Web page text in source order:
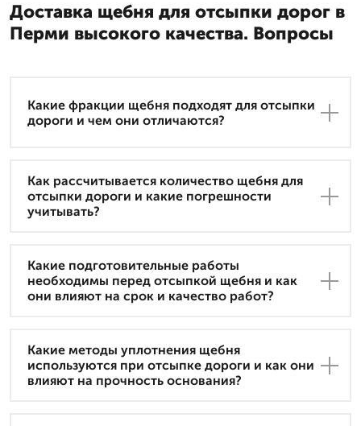
Доставка щебня для отсыпки дорог в
Перми высокого качества. Вопросы
Какие фракции щебня подходят для отсыпки
дороги и чем они отличаются?
Как рассчитывается количество щебня для
отсыпки дороги и какие погрешности
учитывать?
Какие подготовительные работы
необходимы перед отсыпкой щебня и как
они влияют на срок и качество работ?
Какие методы уплотнения щебня
используются при отсыпке дороги и как они
влияют на прочность основания?